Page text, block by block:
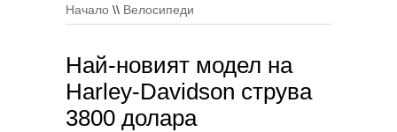
Начало \\ Велосипеди
Най-новият модел на
Harley-Davidson струва
3800 долара